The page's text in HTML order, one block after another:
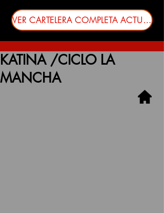
VER CARTELERA COMPLETA ACTUALIZADA
KATINA /CICLO LA
MANCHA